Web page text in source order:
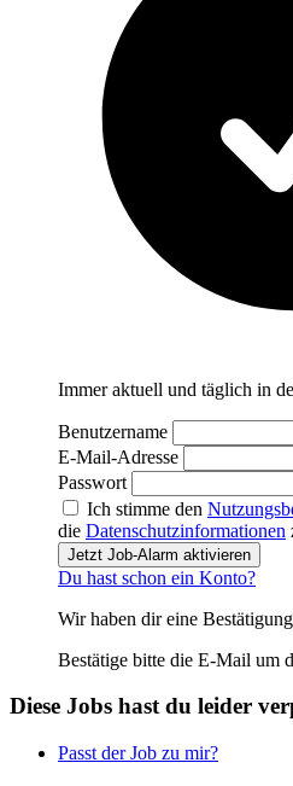
Immer aktuell und täglich in
Benutzername
E-Mail-Adresse
Passwort
Ich stimme den
die Datenschutzinformationen
Jetzt Job-Alarm aktivieren
Du hast schon ein Konto?
Wir haben dir eine
Bestätige bitte die E-Mail um
Diese Jobs hast du leider
Passt der Job zu mir?